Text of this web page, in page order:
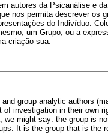
autores da Psicanálise e
nos permita descrever os
do Indivíduo.
um Grupo, ou a
criação sua.
group analytic authors
investigation in their own
might say: the group is
It is the group that is the